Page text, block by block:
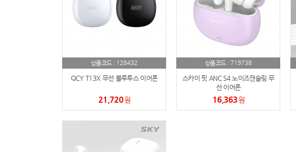
보냉
AP-100052
28 AP-100150
29
상품코드 : 128432
QCY T13X 무선 블루투스 이어폰
21,720원
상품코드 : 719738
스카이 핏 ANC S4 노이즈캔슬링 무
선 이어폰
16,363원